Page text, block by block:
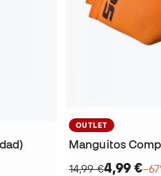
OUTLET
Manguitos
14,99 €4,99 €